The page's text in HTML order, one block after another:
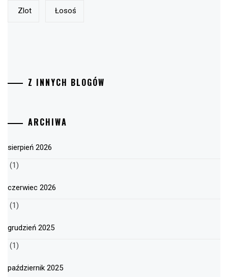
Zlot Łosoś
Z INNYCH BLOGÓW
ARCHIWA
sierpień 2026
(1)
czerwiec 2026
(1)
grudzień 2025
(1)
październik 2025